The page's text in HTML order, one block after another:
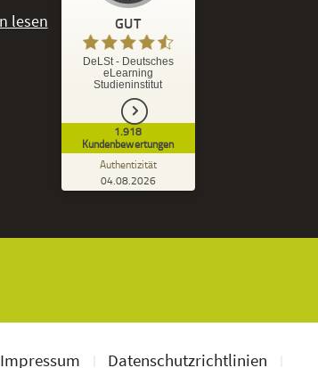
GUT
DeLSt - Deutsches
eLearning
Studieninstitut
1.918
Kundenbewertungen
Authentizität
04.08.2026
ProvenExpert.com
ProvenExpert.com
1.827
Bewertungen von
Impressum Datenschutzrichtlinien